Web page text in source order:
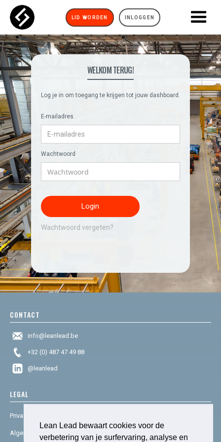
Lean Lead bewaart cookies voor de
verbetering van je surfervaring, analyse en
LID WORDEN INLOGGEN
WELKOM TERUG!
Log je in om toegang te krijgen tot jouw dashboard.
E-mailadres
Wachtwoord
Wachtwoord vergeten?
CONTACT
info@leanlead.be
+32 (0) 487 47 49 88
@leanlead
LEGAL
Privacy & cookies
Algemene voorwaarden